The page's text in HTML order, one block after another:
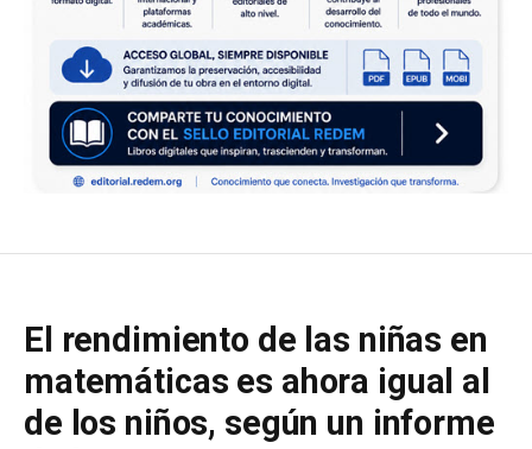
El rendimiento de las niñas en
matemáticas es ahora igual al
de los niños, según un informe